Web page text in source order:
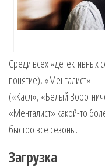
Среди всех «детективных
понятие), «Менталист» —
(«Касл», «Белый
«Менталист» какой-то
быстро все сезоны.
Загрузка